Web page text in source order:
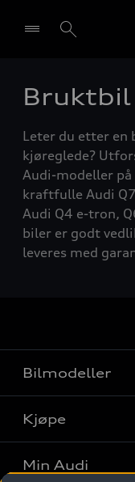
Velg
Leter du etter en
kjøreglede?
Audi-modeller på
kraftfulle Audi
Audi Q4 e-tron,
biler er godt
leveres med
Bilmodeller
Finn din Audi
Sammenlign
Kjøpe
Kjøpshjelp
Min Audi